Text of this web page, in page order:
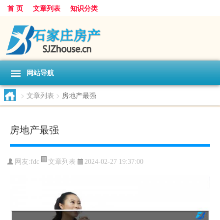
首 页 文章列表 知识分类
网站导航
> 文章列表 > 房地产最强
房地产最强
网友:fdc 文章列表 2024-02-27 19:37:00